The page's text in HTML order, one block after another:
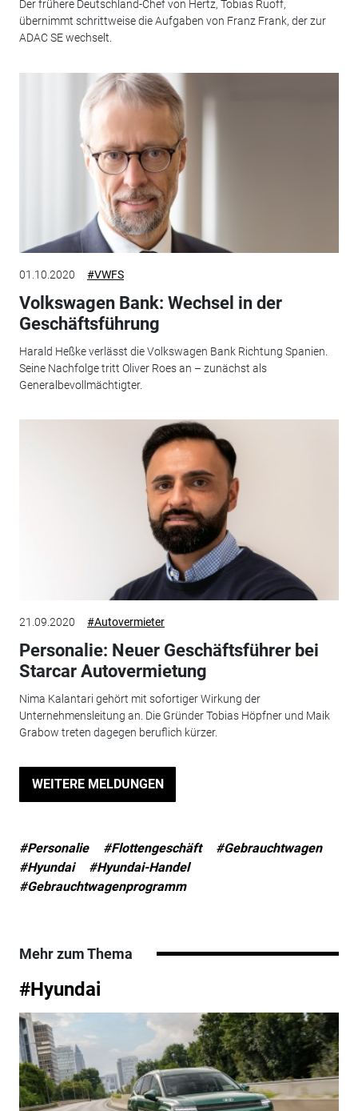
Der frühere Deutschland-Chef von Hertz, Tobias Ruoff,
übernimmt schrittweise die Aufgaben von Franz Frank, der zur
ADAC SE wechselt.
01.10.2020 #VWFS
Volkswagen Bank: Wechsel in der
Geschäftsführung
Harald Heßke verlässt die Volkswagen Bank Richtung Spanien.
Seine Nachfolge tritt Oliver Roes an – zunächst als
Generalbevollmächtigter.
21.09.2020 #Autovermieter
Personalie: Neuer Geschäftsführer bei
Starcar Autovermietung
Nima Kalantari gehört mit sofortiger Wirkung der
Unternehmensleitung an. Die Gründer Tobias Höpfner und Maik
Grabow treten dagegen beruflich kürzer.
WEITERE MELDUNGEN
#Personalie #Flottengeschäft
#Gebrauchtwagen
#Hyundai
#Hyundai-Handel
#Gebrauchtwagenprogramm
Mehr zum Thema
#Hyundai